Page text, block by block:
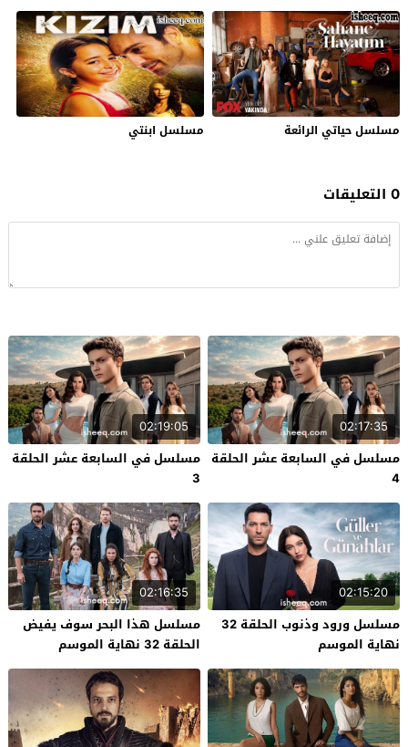
مسلسل حياتي الرائعة مسلسل ابنتي
0 التعليقات
02:17:35
مسلسل في السابعة عشر الحلقة
4
02:19:05
مسلسل في السابعة عشر الحلقة
3
02:15:20
مسلسل ورود وذنوب الحلقة 32
نهاية الموسم
02:16:35
مسلسل هذا البحر سوف يفيض
الحلقة 32 نهاية الموسم